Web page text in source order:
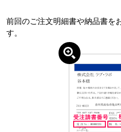
前回のご注文明細書や納品書を
す。